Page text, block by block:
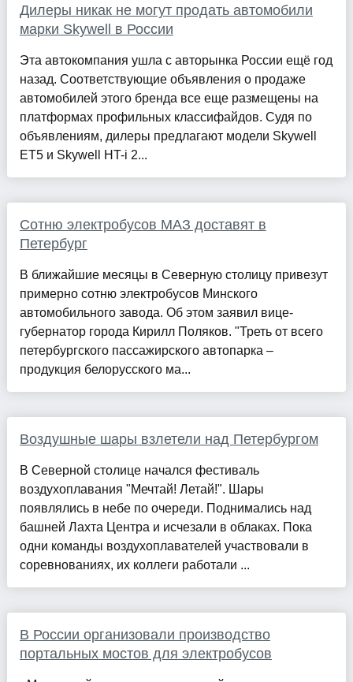
Дилеры никак не могут продать автомобили
марки Skywell в России
Эта автокомпания ушла с авторынка России ещё год
назад. Соответствующие объявления о продаже
автомобилей этого бренда все еще размещены на
платформах профильных классифайдов. Судя по
объявлениям, дилеры предлагают модели Skywell
ET5 и Skywell HT-i 2...
Сотню электробусов МАЗ доставят в
Петербург
В ближайшие месяцы в Северную столицу привезут
примерно сотню электробусов Минского
автомобильного завода. Об этом заявил вице-
губернатор города Кирилл Поляков. "Треть от всего
петербургского пассажирского автопарка –
продукция белорусского ма...
Воздушные шары взлетели над Петербургом
В Северной столице начался фестиваль
воздухоплавания "Мечтай! Летай!". Шары
появлялись в небе по очереди. Поднимались над
башней Лахта Центра и исчезали в облаках. Пока
одни команды воздухоплавателей участвовали в
соревнованиях, их коллеги работали ...
В России организовали производство
портальных мостов для электробусов